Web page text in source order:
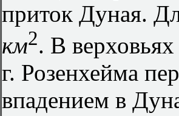
приток Дуная.
км2. В
г. Розенхейма
впадением в